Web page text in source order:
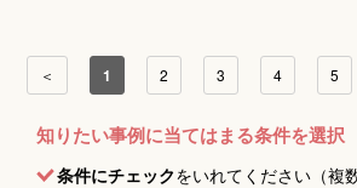
＜ 1 2 3 4 5
知りたい事例に当てはまる条件を選択
条件にチェックをいれてください（複